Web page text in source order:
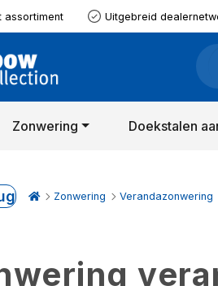
assortiment Uitgebreid
Zonwering Doekstalen
Zonwering Verandazonwering